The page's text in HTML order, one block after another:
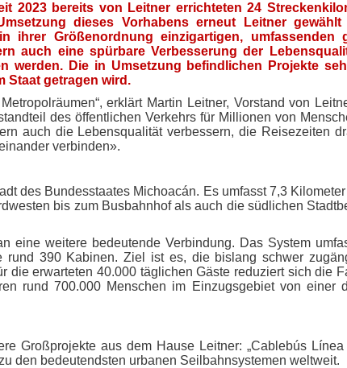
2023 bereits von Leitner errichteten 24
dieses Vorhabens erneut Leitner
ihrer Größenordnung einzigartigen, umfassenden
auch eine spürbare Verbesserung der
werden. Die in Umsetzung befindlichen Projekte
Staat getragen wird.
erklärt Martin Leitner, Vorstand von
des öffentlichen Verkehrs für Millionen von
auch die Lebensqualität verbessern, die Reisezeiten
verbinden».
des Bundesstaates Michoacán. Es umfasst 7,3
bis zum Busbahnhof als auch die südlichen
eine weitere bedeutende Verbindung. Das System
390 Kabinen. Ziel ist es, die bislang schwer
erwarteten 40.000 täglichen Gäste reduziert sich die
rund 700.000 Menschen im Einzugsgebiet von einer
Großprojekte aus dem Hause Leitner: „Cablebús Línea
den bedeutendsten urbanen Seilbahnsystemen weltweit.